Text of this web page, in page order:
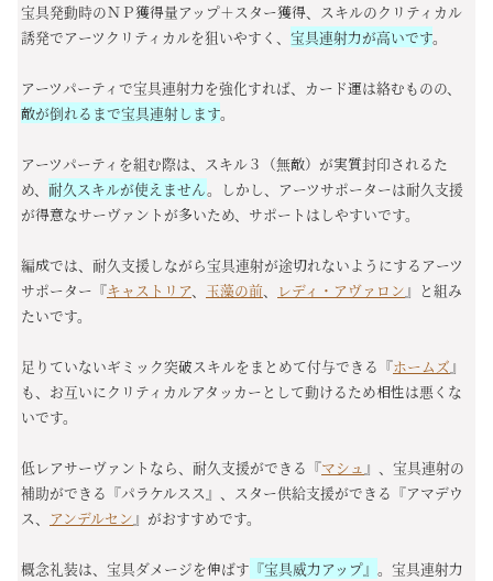
宝具発動時のＮＰ獲得量アップ＋スター獲得、スキルのクリティカル
誘発でアーツクリティカルを狙いやすく、 宝具連射力が高いです。
アーツパーティで宝具連射力を強化すれば、
カード運は絡むものの、
敵が倒れるまで宝具連射します。
アーツパーティを組む際は、スキル３（無敵）が実質封印されるた
め、 耐久スキルが使えません。しかし、アーツサポーターは耐久支援
が得意なサーヴァントが多いため、サポートはしやすいです。
編成では、耐久支援しながら宝具連射が途切れないようにするアーツ
サポーター『キャストリア、 玉藻の前、 レディ・アヴァロン 』と組み
たいです。
足りていないギミック突破スキルをまとめて付与できる『ホームズ 』
も、お互いにクリティカルアタッカーとして動けるため相性は悪くな
いです。
低レアサーヴァントなら、耐久支援ができる『マシュ 』、宝具連射の
補助ができる『パラケルスス』、スター供給支援ができる『アマデウ
ス、
アンデルセン 』がおすすめです。
概念礼装は、宝具ダメージを伸ばす 『宝具威力アップ』 。宝具連射力